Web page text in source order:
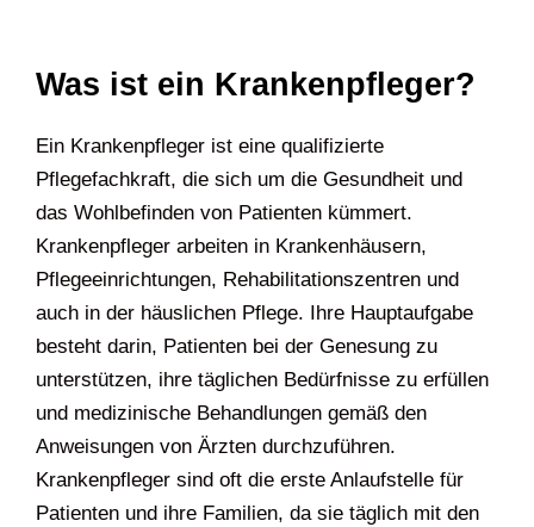
Was ist ein Krankenpfleger?
Ein Krankenpfleger ist eine qualifizierte
Pflegefachkraft, die sich um die Gesundheit und
das Wohlbefinden von Patienten kümmert.
Krankenpfleger arbeiten in Krankenhäusern,
Pflegeeinrichtungen, Rehabilitationszentren und
auch in der häuslichen Pflege. Ihre Hauptaufgabe
besteht darin, Patienten bei der Genesung zu
unterstützen, ihre täglichen Bedürfnisse zu erfüllen
und medizinische Behandlungen gemäß den
Anweisungen von Ärzten durchzuführen.
Krankenpfleger sind oft die erste Anlaufstelle für
Patienten und ihre Familien, da sie täglich mit den